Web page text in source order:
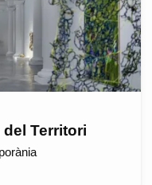
Territori